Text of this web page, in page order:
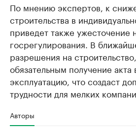
По мнению экспертов, к
строительства в
приведет также ужесточение
госрегулирования. В
разрешения на
обязательным получение акта
эксплуатацию, что создаст
трудности для мелких
Авторы